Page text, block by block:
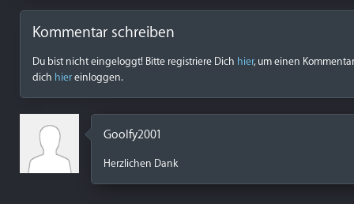
Kommentar schreiben
Du bist nicht eingeloggt! Bitte registriere Dich hier, um einen
dich hiereinloggen.
Goolfy2001
Herzlichen Dank